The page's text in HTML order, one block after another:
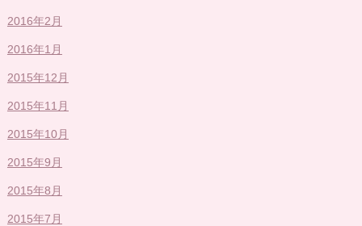
2016年2月
2016年1月
2015年12月
2015年11月
2015年10月
2015年9月
2015年8月
2015年7月